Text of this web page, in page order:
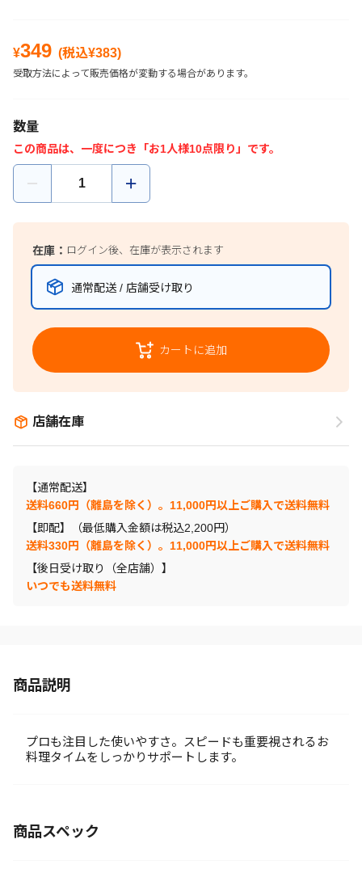
¥349 (税込¥383)
受取方法によって販売価格が変動する場合があります。
数量
この商品は、一度につき「お1人様10点限り」です。
在庫： ログイン後、在庫が表示されます
通常配送 / 店舗受け取り
カートに追加
店舗在庫
【通常配送】
送料660円（離島を除く）。11,000円以上ご購入で送料無料
【即配】（最低購入金額は税込2,200円）
送料330円（離島を除く）。11,000円以上ご購入で送料無料
【後日受け取り（全店舗）】
いつでも送料無料
商品説明
プロも注目した使いやすさ。スピードも重要視されるお
料理タイムをしっかりサポートします。
商品スペック